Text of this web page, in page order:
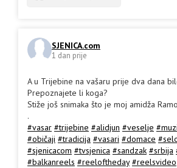
SJENICA.com
1 dan prije
A u Trijebine na vašaru prije dva dana
Prepoznajete li koga?
Stiže još snimaka što je moj amidža
.
#vasar #trijebine #alidjun #veselje
#običaji #tradicija #vasari #domace
#sjenicacom #tvsjenica #sandzak #srbija
#balkanreels #reeloftheday #reelsvideo